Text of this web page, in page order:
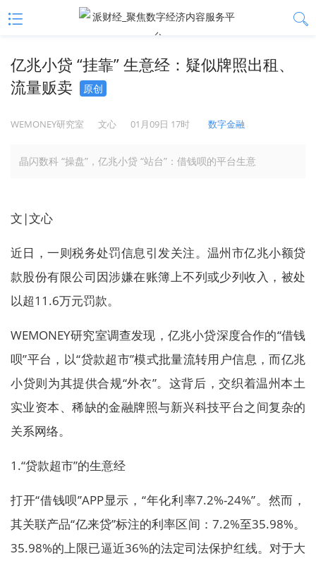
亿兆小贷 “挂靠” 生意经：疑似牌照出租、
流量贩卖
原创
WEMONEY研究室 文心 01月09日 17时 数字金融
晶闪数科 “操盘”，亿兆小贷 “站台”：借钱呗的平台生意
文|文心
近日，一则税务处罚信息引发关注。温州市亿兆小额贷
款股份有限公司因涉嫌在账簿上不列或少列收入，被处
以超11.6万元罚款。
WEMONEY研究室调查发现，亿兆小贷深度合作的“借钱
呗”平台，以“贷款超市”模式批量流转用户信息，而亿兆
小贷则为其提供合规“外衣”。这背后，交织着温州本土
实业资本、稀缺的金融牌照与新兴科技平台之间复杂的
关系网络。
1.“贷款超市”的生意经
打开“借钱呗”APP显示，“年化利率7.2%-24%”。然而，
其关联产品“亿来贷”标注的利率区间：7.2%至35.98%。
35.98%的上限已逼近36%的法定司法保护红线。对于大